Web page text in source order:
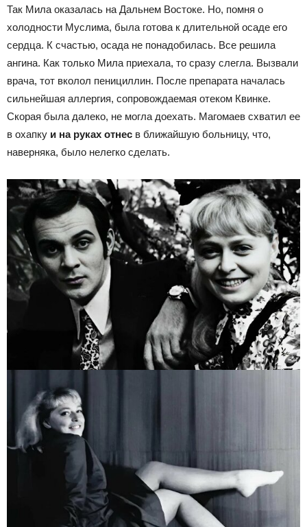
Так Мила оказалась на Дальнем Востоке. Но, помня о
холодности Муслима, была готова к длительной осаде его
сердца. К счастью, осада не понадобилась. Все решила
ангина. Как только Мила приехала, то сразу слегла. Вызвали
врача, тот вколол пенициллин. После препарата началась
сильнейшая аллергия, сопровождаемая отеком Квинке.
Скорая была далеко, не могла доехать. Магомаев схватил ее
в охапку и на руках отнес в ближайшую больницу, что,
наверняка, было нелегко сделать.